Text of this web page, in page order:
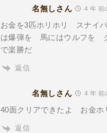
名無しさん 4 年 前
お金を3匹ホリホリ スナイ
は爆弾を 馬にはウルフを
で楽勝だ
返信
名無しさん 4 年 前
40面クリアできたよ お金ホ
返信